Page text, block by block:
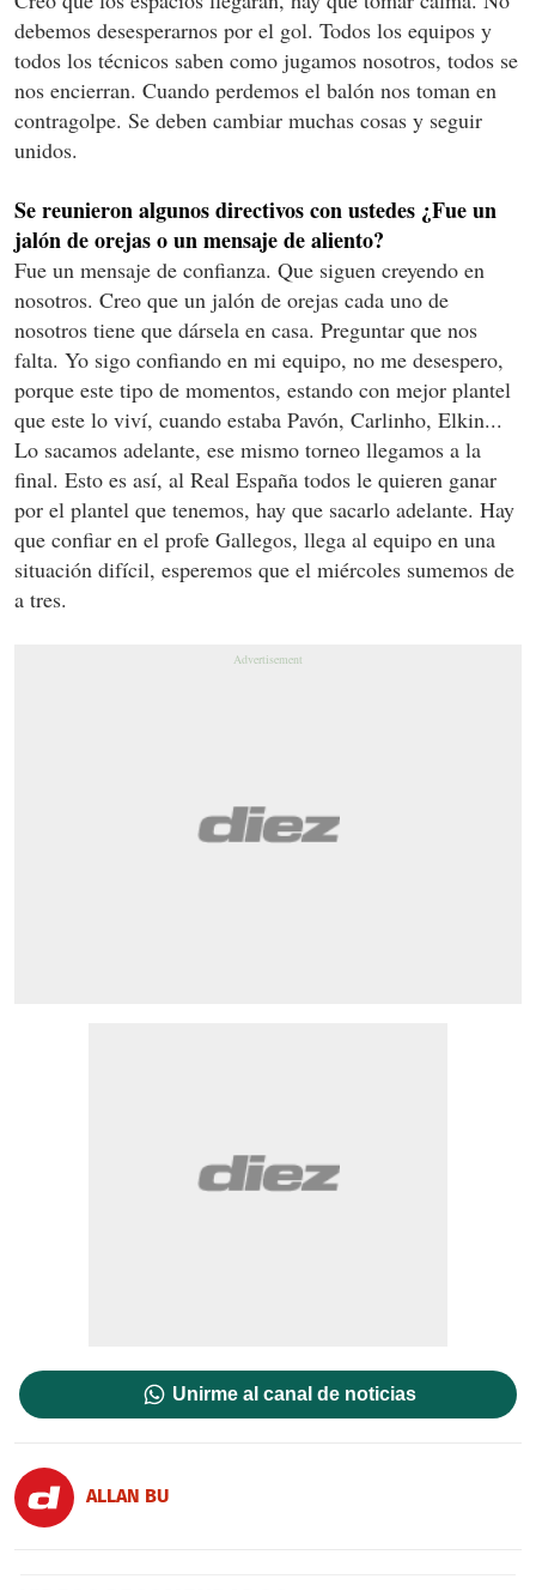
debemos desesperarnos por el gol. Todos los equipos y
todos los técnicos saben como jugamos nosotros, todos se
nos encierran. Cuando perdemos el balón nos toman en
contragolpe. Se deben cambiar muchas cosas y seguir
unidos.
Se reunieron algunos directivos con ustedes ¿Fue un
jalón de orejas o un mensaje de aliento?
Fue un mensaje de confianza. Que siguen creyendo en
nosotros. Creo que un jalón de orejas cada uno de
nosotros tiene que dársela en casa. Preguntar que nos
falta. Yo sigo confiando en mi equipo, no me desespero,
porque este tipo de momentos, estando con mejor plantel
que este lo viví, cuando estaba Pavón, Carlinho, Elkin...
Lo sacamos adelante, ese mismo torneo llegamos a la
final. Esto es así, al Real España todos le quieren ganar
por el plantel que tenemos, hay que sacarlo adelante. Hay
que confiar en el profe Gallegos, llega al equipo en una
situación difícil, esperemos que el miércoles sumemos de
a tres.
Unirme al canal de noticias
ALLAN BU